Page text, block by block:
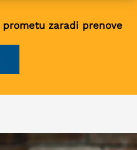
prometu zaradi prenove